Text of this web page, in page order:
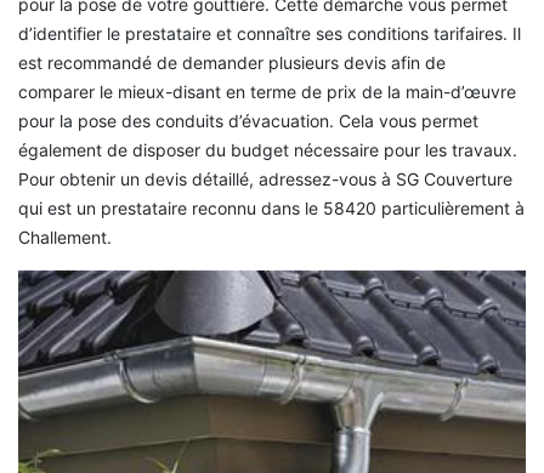
pour la pose de votre gouttière. Cette démarche vous permet
d’identifier le prestataire et connaître ses conditions tarifaires. Il
est recommandé de demander plusieurs devis afin de
comparer le mieux-disant en terme de prix de la main-d’œuvre
pour la pose des conduits d’évacuation. Cela vous permet
également de disposer du budget nécessaire pour les travaux.
Pour obtenir un devis détaillé, adressez-vous à SG Couverture
qui est un prestataire reconnu dans le 58420 particulièrement à
Challement.